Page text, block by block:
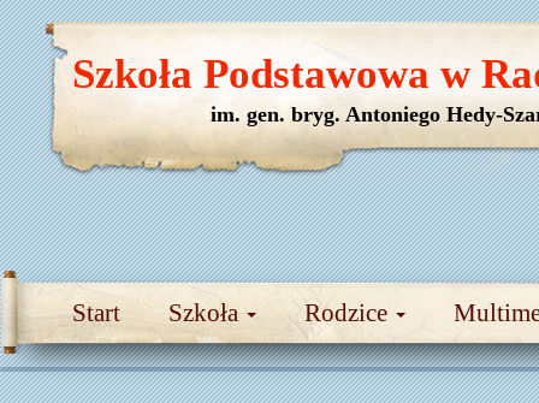
Start Szkoła Rodzice
Szkoła Podstawowa w
im. gen. bryg. Antoniego Hedy-